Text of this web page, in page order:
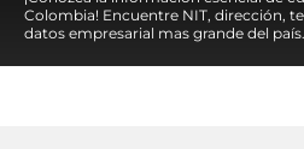
Colombia! Encuentre NIT, dirección,
datos empresarial mas grande del país.